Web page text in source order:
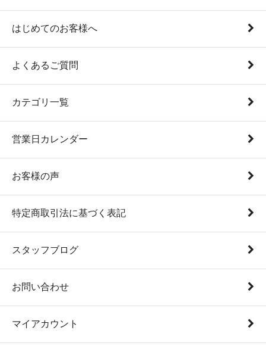
はじめてのお客様へ
よくあるご質問
カテゴリ一覧
営業日カレンダー
お客様の声
特定商取引法に基づく表記
スタッフブログ
お問い合わせ
マイアカウント